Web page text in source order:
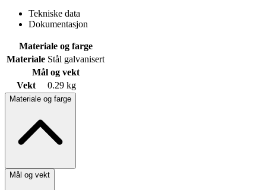
Tekniske data
Dokumentasjon
Materiale og farge
Materiale Stål galvanisert
Mål og vekt
Vekt
0.29 kg
Materiale og farge
Mål og vekt